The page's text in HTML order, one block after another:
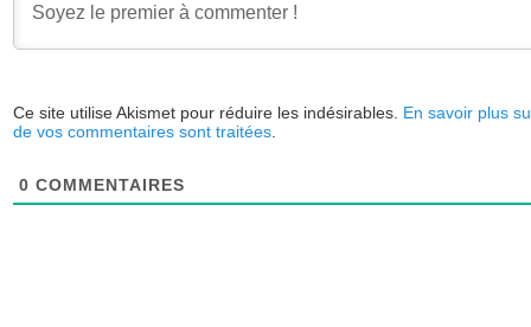
Ce site utilise Akismet pour réduire les indésirables. En savoir plus
de vos commentaires sont traitées
0 COMMENTAIRES